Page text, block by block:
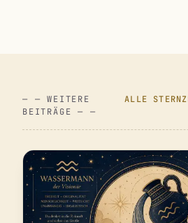
— — WEITERE
BEITRÄGE — —
ALLE